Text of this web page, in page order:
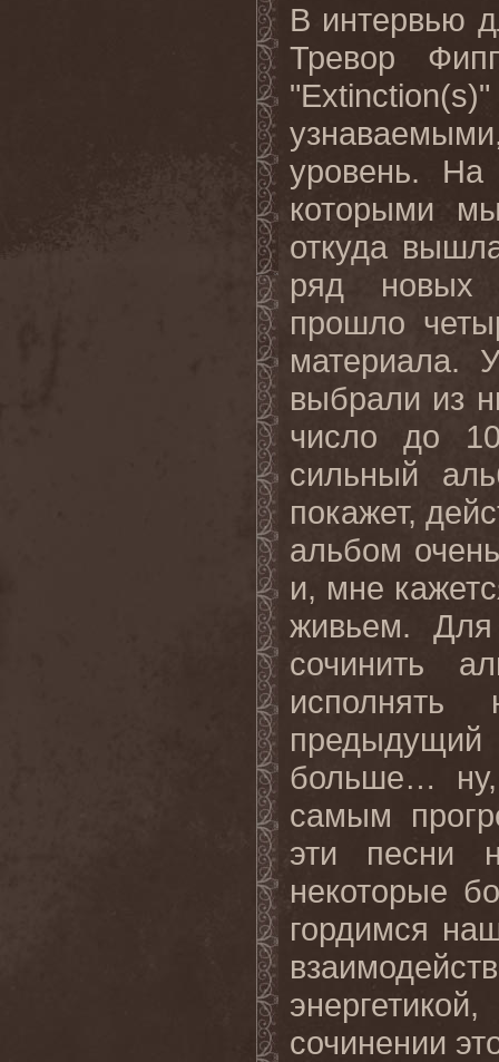
В интервью
Тревор
"Extinction(s
уровень. На
которыми
откуда
ряд новых
прошло
материала.
выбрали из
число до
сильный
покажет,
альбом
и, мне
живьем.
сочинить
больше… ну,
самым
эти песни
некоторые
гордимся
сочинении